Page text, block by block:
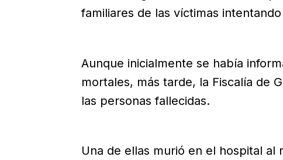
familiares de las víctimas
Aunque inicialmente se había
mortales, más tarde, la Fiscalía de
las personas fallecidas.
Una de ellas murió en el hospital al